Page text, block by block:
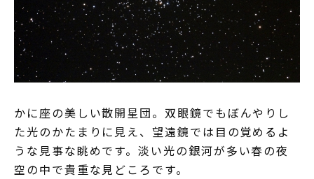
かに座の美しい散開星団。双眼鏡でもぼんやりし
た光のかたまりに見え、望遠鏡では目の覚めるよ
うな見事な眺めです。淡い光の銀河が多い春の夜
空の中で貴重な見どころです。